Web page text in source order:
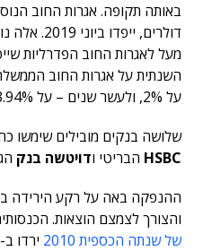
מעל לאגרות החוב הפדרליות
השנתית על אגרות החוב
על 2%, ולעשר שנים – על 3.94%.
שלושה בנקים מובילים שימשו
HSBC הבריטי ודויטשה בנק
ההנפקה באה על רקע הירידה
והצורך לצמצם הוצאות.
של שנתה הכספית 2010